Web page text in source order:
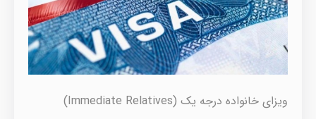
ویزای خانواده درجه یک (Immediate Relatives)